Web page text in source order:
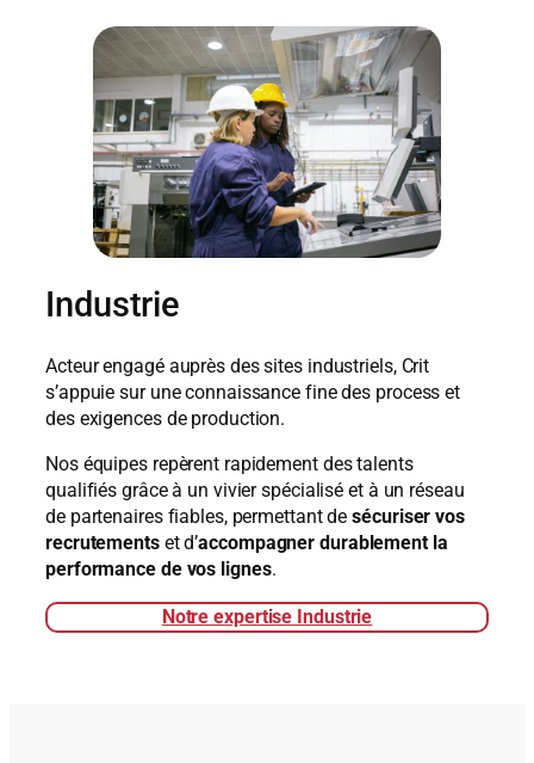
Industrie
Acteur engagé auprès des sites industriels, Crit
s’appuie sur une connaissance fine des process et
des exigences de production.
Nos équipes repèrent rapidement des talents
qualifiés grâce à un vivier spécialisé et à un réseau
de partenaires fiables, permettant desécuriser vos
recrutementset d’accompagner durablement la
performance de vos lignes.
Notre expertise Industrie